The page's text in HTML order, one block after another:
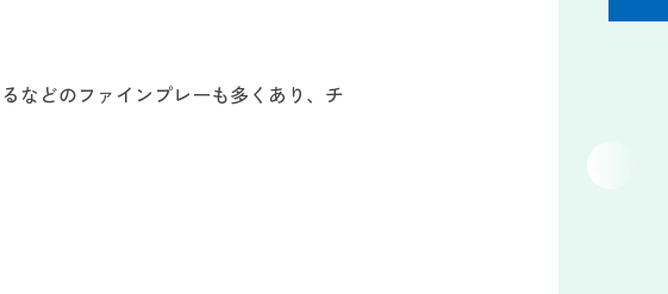
などのファインプレーも多くあり、チ